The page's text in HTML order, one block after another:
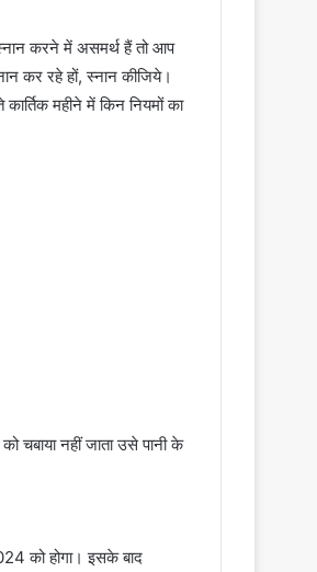
करने में असमर्थ हैं तो आप
कर रहे हों, स्नान कीजिये।
महीने में किन नियमों का
चबाया नहीं जाता उसे पानी के
को होगा। इसके बाद